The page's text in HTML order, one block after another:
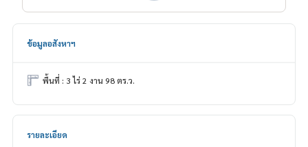
ข้อมูลอสังหาฯ
พื้นที่ : 3 ไร่ 2 งาน 98 ตร.ว.
รายละเอียด